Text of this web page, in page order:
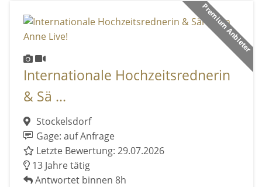
Premium Anbieter
Internationale Hochzeitsrednerin
& Sä ...
Stockelsdorf
Gage: auf Anfrage
Letzte Bewertung: 29.07.2026
13 Jahre tätig
Antwortet binnen 8h